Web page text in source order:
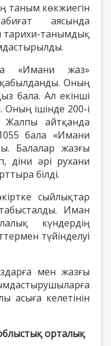
таным көкжиегін
аясында
тарихи-танымдық
«Имани жаз»
қабылданды. Оның
бала. Ал екінші
Оның ішінде 200-і
айтқанда
бала «Имани
Балалар жазғы
діни әрі рухани
білді.
сыйлықтар
Иман
күндердің
түйінделуі
мен жазғы
асыға келетінін
орталық